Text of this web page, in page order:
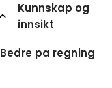
Kunnskap og
innsikt
Bedre pa regning